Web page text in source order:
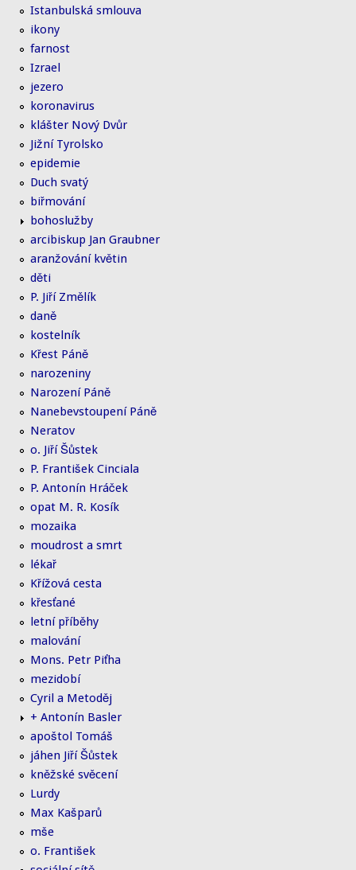
Istanbulská smlouva
ikony
farnost
Izrael
jezero
koronavirus
klášter Nový Dvůr
Jižní Tyrolsko
epidemie
Duch svatý
biřmování
bohoslužby
arcibiskup Jan Graubner
aranžování květin
děti
P. Jiří Změlík
daně
kostelník
Křest Páně
narozeniny
Narození Páně
Nanebevstoupení Páně
Neratov
o. Jiří Šůstek
P. František Cinciala
P. Antonín Hráček
opat M. R. Kosík
mozaika
moudrost a smrt
lékař
Křížová cesta
křesťané
letní příběhy
malování
Mons. Petr Piťha
mezidobí
Cyril a Metoděj
+ Antonín Basler
apoštol Tomáš
jáhen Jiří Šůstek
kněžské svěcení
Lurdy
Max Kašparů
mše
o. František